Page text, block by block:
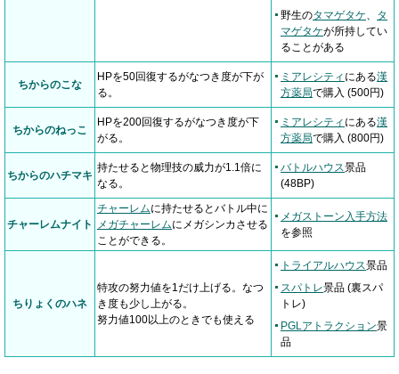
野生のタマゲタケ、 タ
マゲタケが所持してい
ることがある
ちからのこな
HPを50回復するがなつき度が下が
る。
ミアレシティ にある漢
方薬局で購入 (500円)
ちからのねっこ
HPを200回復するがなつき度が下
がる。
ミアレシティ にある漢
方薬局で購入 (800円)
ちからのハチマキ
持たせると物理技の威力が1.1倍に
なる。
バトルハウス景品
(48BP)
チャーレムナイト
チャーレムに持たせるとバトル中に
メガチャーレムにメガシンカさせる
ことができる。
メガストーン入手方法
を参照
ちりょくのハネ
特攻の努力値を1だけ上げる。なつ
き度も少し上がる。
努力値100以上のときでも使える
トライアルハウス景品
スパトレ景品 (裏スパ
トレ)
PGLアトラクション景
品